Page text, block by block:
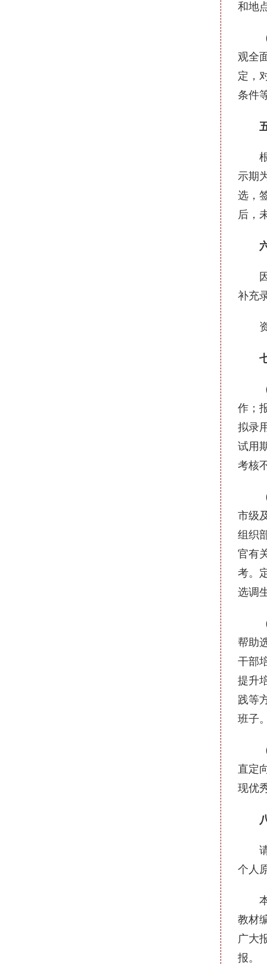
和地
（
观全
定，
条件
五
根
示期
选，
后，
六
因
补充
资
七
（
作；
拟录
试用
考核
（
市级
组织
官有
考。
选调
（
帮助
干部
提升
践等
班子
（
直定
现优
八
请
个人
本
教材
广大
报。